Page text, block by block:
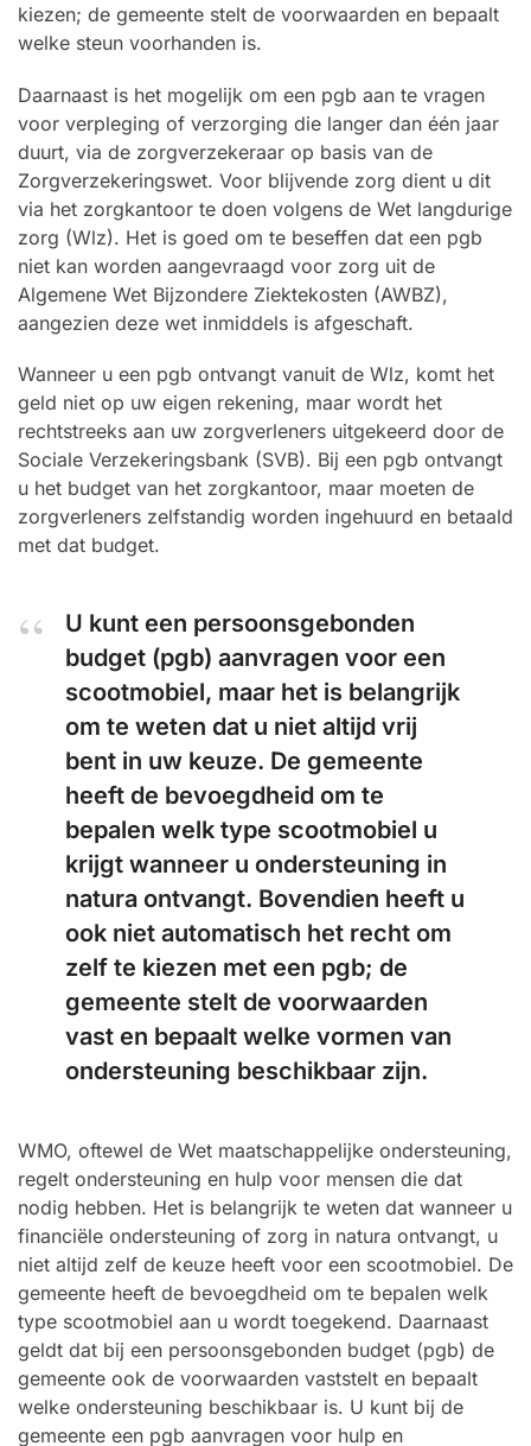
kiezen; de gemeente stelt de voorwaarden en bepaalt
welke steun voorhanden is.
Daarnaast is het mogelijk om een pgb aan te vragen
voor verpleging of verzorging die langer dan één jaar
duurt, via de zorgverzekeraar op basis van de
Zorgverzekeringswet. Voor blijvende zorg dient u dit
via het zorgkantoor te doen volgens de Wet langdurige
zorg (Wlz). Het is goed om te beseffen dat een pgb
niet kan worden aangevraagd voor zorg uit de
Algemene Wet Bijzondere Ziektekosten (AWBZ),
aangezien deze wet inmiddels is afgeschaft.
Wanneer u een pgb ontvangt vanuit de Wlz, komt het
geld niet op uw eigen rekening, maar wordt het
rechtstreeks aan uw zorgverleners uitgekeerd door de
Sociale Verzekeringsbank (SVB). Bij een pgb ontvangt
u het budget van het zorgkantoor, maar moeten de
zorgverleners zelfstandig worden ingehuurd en betaald
met dat budget.
U kunt een persoonsgebonden
budget (pgb) aanvragen voor een
scootmobiel, maar het is belangrijk
om te weten dat u niet altijd vrij
bent in uw keuze. De gemeente
heeft de bevoegdheid om te
bepalen welk type scootmobiel u
krijgt wanneer u ondersteuning in
natura ontvangt. Bovendien heeft u
ook niet automatisch het recht om
zelf te kiezen met een pgb; de
gemeente stelt de voorwaarden
vast en bepaalt welke vormen van
ondersteuning beschikbaar zijn.
WMO, oftewel de Wet maatschappelijke ondersteuning,
regelt ondersteuning en hulp voor mensen die dat
nodig hebben. Het is belangrijk te weten dat wanneer u
financiële ondersteuning of zorg in natura ontvangt, u
niet altijd zelf de keuze heeft voor een scootmobiel. De
gemeente heeft de bevoegdheid om te bepalen welk
type scootmobiel aan u wordt toegekend. Daarnaast
geldt dat bij een persoonsgebonden budget (pgb) de
gemeente ook de voorwaarden vaststelt en bepaalt
welke ondersteuning beschikbaar is. U kunt bij de
gemeente een pgb aanvragen voor hulp en